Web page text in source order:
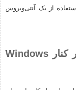
از یک آنتی‌ویروس
مزایای استفاده از آنتی ویروس در کنار Windows